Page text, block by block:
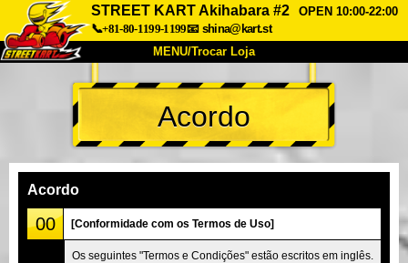
STREET KART Akihabara #2
OPEN 10:00-22:00
📞+81-80-1199-1199📧 shina@kart.st
MENU/Trocar Loja
INÍCIO
Sobre Especificações Preços
Empresa
Tokyo Shinagawa Tokyo Akihabara#1
Acordo
Acordo
00 [Conformidade com os Termos de Uso]
Os seguintes "Termos e Condições" estão escritos em inglês.